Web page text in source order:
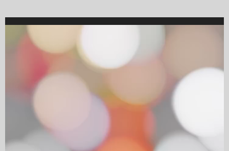
Video
Player